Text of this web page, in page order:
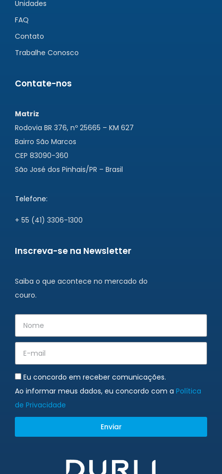
Unidades
FAQ
Contato
Trabalhe Conosco
Contate-nos
Matriz
Rodovia BR 376, nº 25665 – KM 627
Bairro São Marcos
CEP 83090-360
São José dos Pinhais/PR – Brasil
Telefone:
+ 55 (41) 3306-1300
Inscreva-se na Newsletter
Saiba o que acontece no mercado do
couro.
Eu concordo em receber comunicações.
Ao informar meus dados, eu concordo com a Política
de Privacidade
Enviar